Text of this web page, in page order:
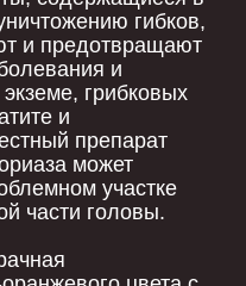
гибков,
и предотвращают
и
грибковых
и
препарат
может
участке
части головы.